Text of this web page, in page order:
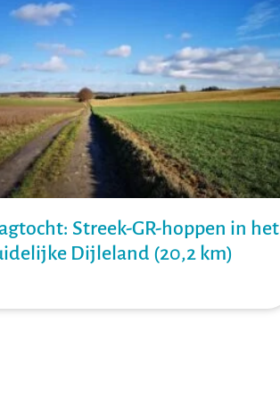
Streek-GR-hoppen in het
Dijleland (20,2 km)